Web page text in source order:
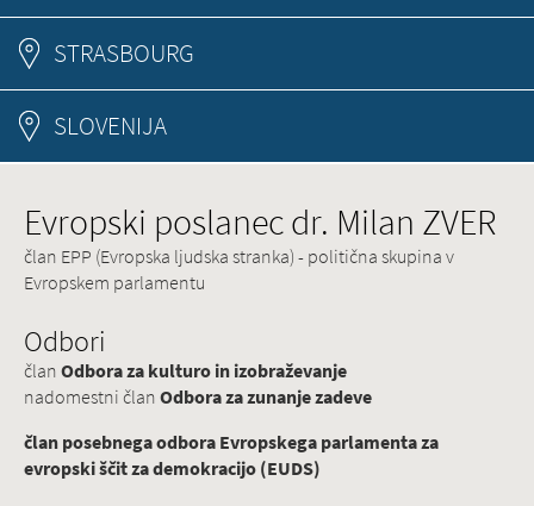
STRASBOURG
SLOVENIJA
Evropski poslanec dr. Milan ZVER
član EPP (Evropska ljudska stranka) - politična skupina v
Evropskem parlamentu
Odbori
članOdbora za kulturo in izobraževanje
nadomestni članOdbora za zunanje zadeve
član posebnega odbora Evropskega parlamenta za
evropski ščit za demokracijo (EUDS)